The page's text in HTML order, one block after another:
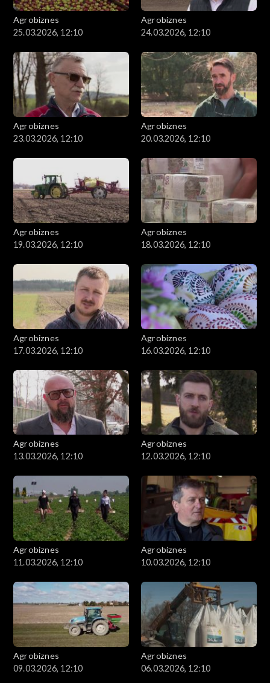
Agrobiznes
25.03.2026, 12:10
Agrobiznes
24.03.2026, 12:10
Agrobiznes
23.03.2026, 12:10
Agrobiznes
20.03.2026, 12:10
Agrobiznes
19.03.2026, 12:10
Agrobiznes
18.03.2026, 12:10
Agrobiznes
17.03.2026, 12:10
Agrobiznes
16.03.2026, 12:10
Agrobiznes
13.03.2026, 12:10
Agrobiznes
12.03.2026, 12:10
Agrobiznes
11.03.2026, 12:10
Agrobiznes
10.03.2026, 12:10
Agrobiznes
09.03.2026, 12:10
Agrobiznes
06.03.2026, 12:10